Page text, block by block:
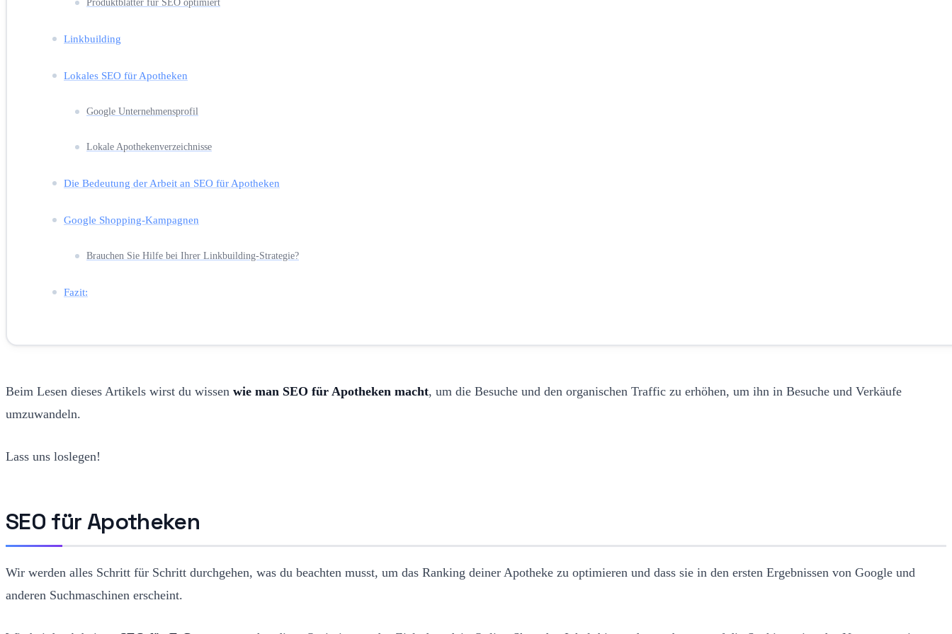
Produktblätter für SEO optimiert
Linkbuilding
Lokales SEO für Apotheken
Google Unternehmensprofil
Lokale Apothekenverzeichnisse
Die Bedeutung der Arbeit an SEO für Apotheken
Google Shopping-Kampagnen
Brauchen Sie Hilfe bei Ihrer Linkbuilding-Strategie?
Fazit:
Beim Lesen dieses Artikels wirst du wissen wie man SEO für Apotheken macht, um die Besuche und den organischen Traffic zu erhöhen, um ihn in Besuche und Verkäufe
umzuwandeln.
Lass uns loslegen!
SEO für Apotheken
Wir werden alles Schritt für Schritt durchgehen, was du beachten musst, um das Ranking deiner Apotheke zu optimieren und dass sie in den ersten Ergebnissen von Google und
anderen Suchmaschinen erscheint.